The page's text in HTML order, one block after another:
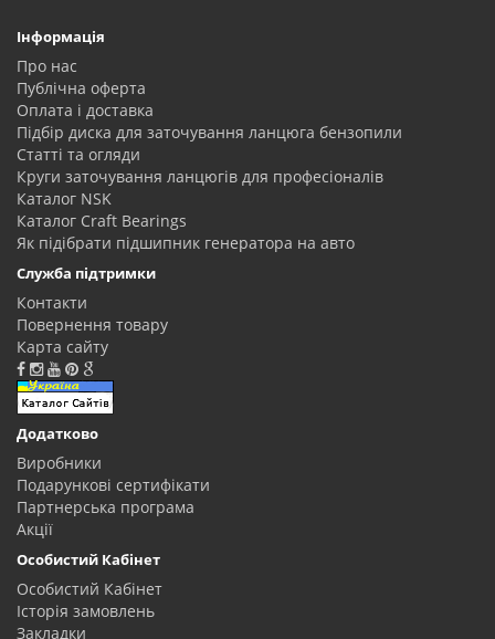
Інформація
Про нас
Публічна оферта
Оплата і доставка
Підбір диска для заточування ланцюга бензопили
Статті та огляди
Круги заточування ланцюгів для професіоналів
Каталог NSK
Каталог Craft Bearings
Як підібрати підшипник генератора на авто
Служба підтримки
Контакти
Повернення товару
Карта сайту
Додатково
Виробники
Подарункові сертифікати
Партнерська програма
Акції
Особистий Кабінет
Особистий Кабінет
Історія замовлень
Закладки